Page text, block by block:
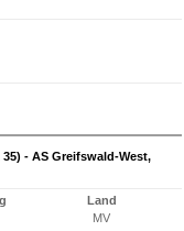
- AS Greifswald-West,
Land
MV